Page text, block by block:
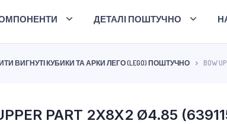
ДЕТАЛІ ПОШТУЧНО
ВИГНУТІ КУБИКИ ТА АРКИ ЛЕГО (LEGO) ПОШТУЧНО BOW
PART 2X8X2 Ø4.85